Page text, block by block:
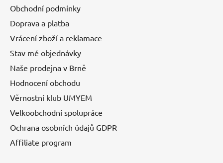
Obchodní podmínky
Doprava a platba
Vrácení zboží a reklamace
Stav mé objednávky
Naše prodejna v Brně
Hodnocení obchodu
Věrnostní klub UMYEM
Velkoobchodní spolupráce
Ochrana osobních údajů GDPR
Affiliate program